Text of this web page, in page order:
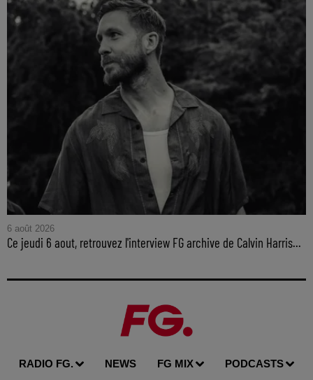
6 août 2026
Ce jeudi 6 aout, retrouvez l'interview FG archive de Calvin Harris...
RADIO FG. NEWS FG MIX PODCASTS